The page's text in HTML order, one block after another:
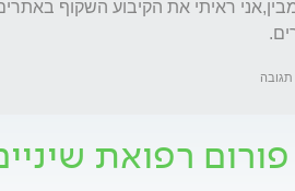
תגובה
רפואת